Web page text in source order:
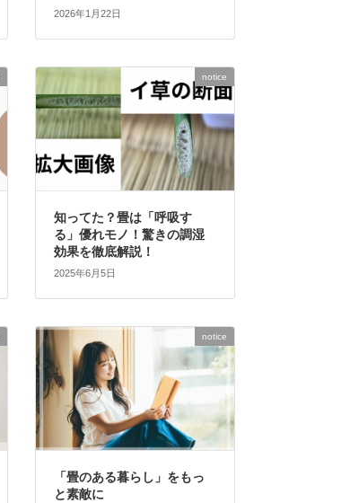
2026年1月22日
notice
知ってた？畳は「呼吸す
る」優れモノ！驚きの調湿
効果を徹底解説！
2025年6月5日
notice
「畳のある暮らし」をもっ
と素敵に